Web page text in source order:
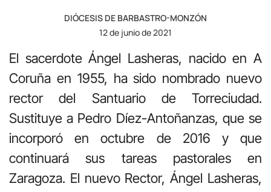
DIÓCESIS DE BARBASTRO-MONZÓN
12 de junio de 2021
El sacerdote Ángel Lasheras, nacido en A
Coruña en 1955, ha sido nombrado nuevo
rector del Santuario de Torreciudad.
Sustituye a Pedro Díez-Antoñanzas, que se
incorporó en octubre de 2016 y que
continuará sus tareas pastorales en
Zaragoza. El nuevo Rector, Ángel Lasheras,